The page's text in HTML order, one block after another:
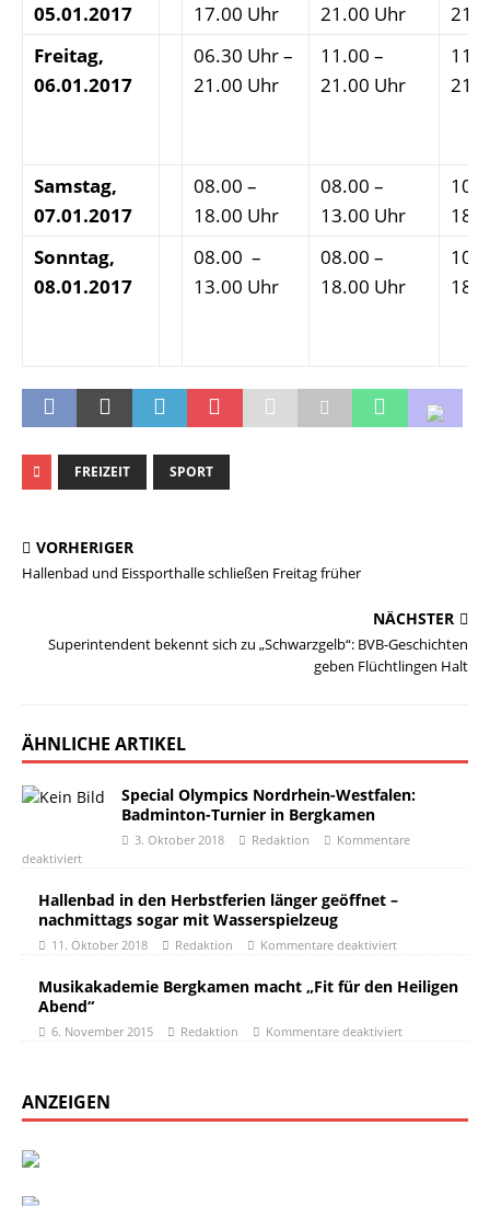
05.01.2017 17.00 Uhr 21.00 Uhr
Freitag,
06.01.2017
06.30 Uhr –
21.00 Uhr
11.00 –
21.00 Uhr
Samstag,
07.01.2017
08.00 –
18.00 Uhr
08.00 –
13.00 Uhr
Sonntag,
08.01.2017
08.00 –
13.00 Uhr
08.00 –
18.00 Uhr
FREIZEIT SPORT
VORHERIGER
Hallenbad und Eissporthalle schließen Freitag früher
NÄCHSTER
Superintendent bekennt sich zu „Schwarzgelb“: BVB-Geschichten
geben Flüchtlingen Halt
ÄHNLICHE ARTIKEL
Special Olympics Nordrhein-Westfalen:
Badminton-Turnier in Bergkamen
3. Oktober 2018 Redaktion
Kommentare
deaktiviert
Hallenbad in den Herbstferien länger geöffnet –
nachmittags sogar mit Wasserspielzeug
11. Oktober 2018 Redaktion Kommentare deaktiviert
Musikakademie Bergkamen macht „Fit für den Heiligen
Abend“
6. November 2015 Redaktion Kommentare deaktiviert
ANZEIGEN